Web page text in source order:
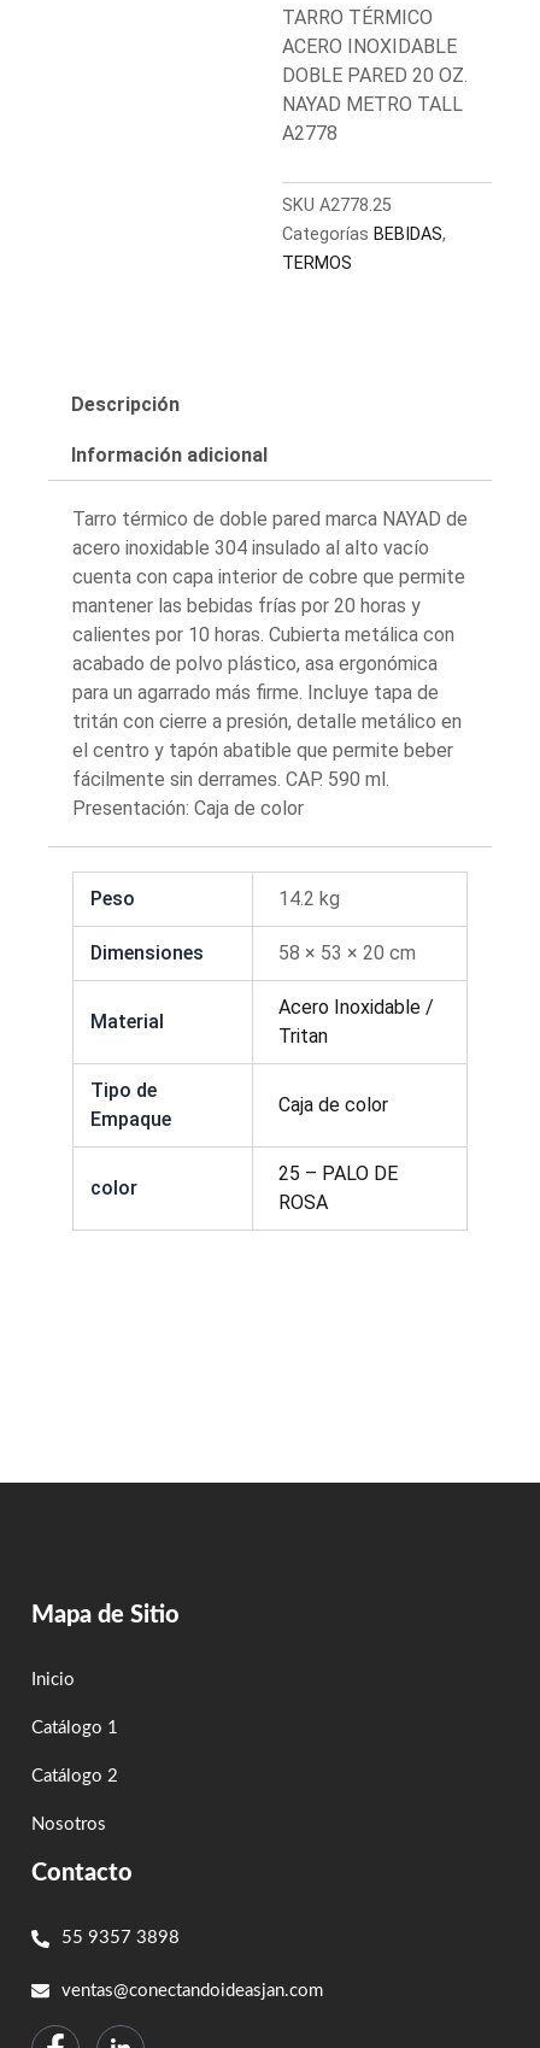
TARRO TÉRMICO
ACERO INOXIDABLE
DOBLE PARED 20 OZ.
NAYAD METRO TALL
A2778
SKU A2778.25
Categorías BEBIDAS,
TERMOS
Descripción
Información adicional
Tarro térmico de doble pared marca NAYAD de
acero inoxidable 304 insulado al alto vacío
cuenta con capa interior de cobre que permite
mantener las bebidas frías por 20 horas y
calientes por 10 horas. Cubierta metálica con
acabado de polvo plástico, asa ergonómica
para un agarrado más firme. Incluye tapa de
tritán con cierre a presión, detalle metálico en
el centro y tapón abatible que permite beber
fácilmente sin derrames. CAP. 590 ml.
Presentación: Caja de color
Peso 14.2 kg
Dimensiones 58 × 53 × 20 cm
Material
Acero Inoxidable /
Tritan
Tipo de
Empaque
Caja de color
color
25 – PALO DE
ROSA
Mapa de Sitio
Inicio
Catálogo 1
Catálogo 2
Nosotros
Contacto
55 9357 3898
ventas@conectandoideasjan.com